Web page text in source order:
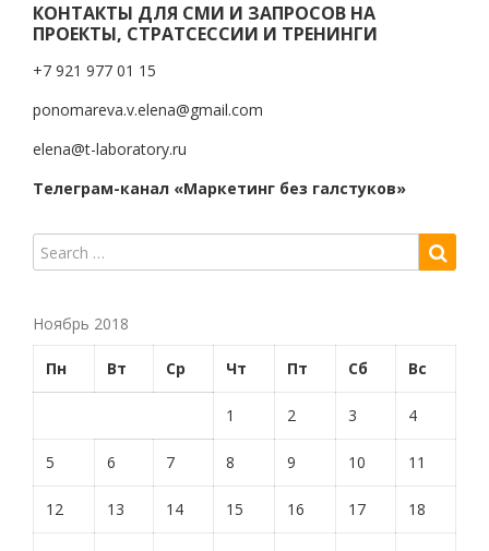
КОНТАКТЫ ДЛЯ СМИ И ЗАПРОСОВ НА
ПРОЕКТЫ, СТРАТСЕССИИ И ТРЕНИНГИ
+7 921 977 01 15
ponomareva.v.elena@gmail.com
elena@t-laboratory.ru
Телеграм-канал «Маркетинг без галстуков»
Ноябрь 2018
Пн Вт Ср Чт Пт Сб Вс
1 2 3 4
5 6 7 8 9 10 11
12 13 14 15 16 17 18